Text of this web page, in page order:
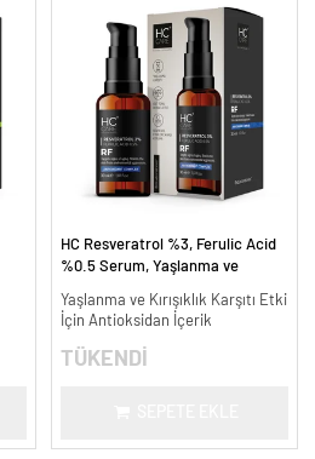
HC Resveratrol %3, Ferulic Acid
%0.5 Serum, Yaşlanma ve
Yaşlanma ve Kırışıklık Karşıtı Etki
İçin Antioksidan İçerik
TÜKENDİ